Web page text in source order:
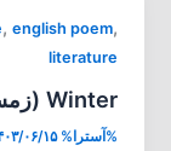
, english poem,
literature
Winter (زمستان)
%آسترا% ۱۴۰۳/۰۶/